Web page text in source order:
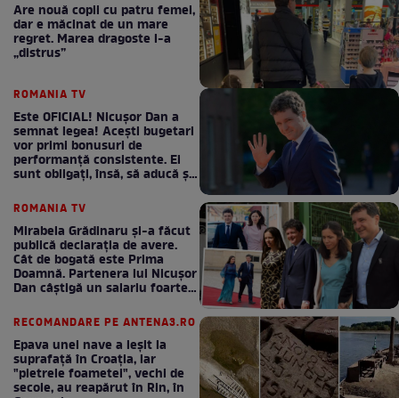
Are nouă copii cu patru femei,
dar e măcinat de un mare
regret. Marea dragoste l-a
„distrus”
ROMANIA TV
Este OFICIAL! Nicușor Dan a
semnat legea! Acești bugetari
vor primi bonusuri de
performanță consistente. Ei
sunt obligați, însă, să aducă și
ROMANIA TV
Mirabela Grădinaru și-a făcut
publică declarația de avere.
Cât de bogată este Prima
Doamnă. Partenera lui Nicușor
Dan câștigă un salariu foarte
RECOMANDARE PE ANTENA3.RO
Epava unei nave a ieșit la
suprafață în Croația, iar
"pietrele foametei", vechi de
secole, au reapărut în Rin, în